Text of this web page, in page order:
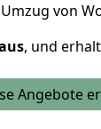
von
, und
Angebote